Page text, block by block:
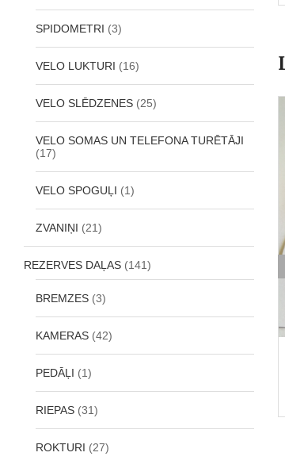
SPIDOMETRI (3)
VELO LUKTURI (16)
VELO SLĒDZENES (25)
VELO SOMAS UN TELEFONA TURĒTĀJI
(17)
VELO SPOGUĻI (1)
ZVANIŅI (21)
REZERVES DAĻAS (141)
BREMZES (3)
KAMERAS (42)
PEDĀĻI (1)
RIEPAS (31)
ROKTURI (27)
Lielā ripa, bērza, melna